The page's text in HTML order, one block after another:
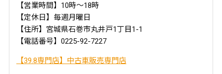
【営業時間】10時～18時
【定休日】毎週月曜日
【住所】宮城県石巻市丸井戸1丁目1-1
【電話番号】0225-92-7227
【39.8専門店】中古車販売専門店